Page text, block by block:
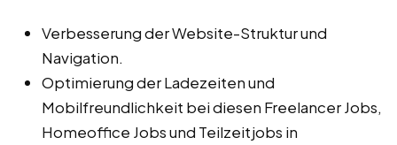
Verbesserung der Website-Struktur und
Navigation.
Optimierung der Ladezeiten und
Mobilfreundlichkeit bei diesen Freelancer Jobs,
Homeoffice Jobs und Teilzeitjobs in